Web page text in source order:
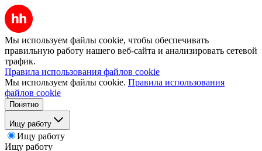
Мы используем файлы cookie, чтобы обеспечивать
правильную работу нашего веб-сайта и анализировать сетевой
трафик.
Правила использования файлов cookie
Мы используем файлы cookie. Правила использования
файлов cookie
Понятно
Ищу работу
Ищу работу
Ищу работу